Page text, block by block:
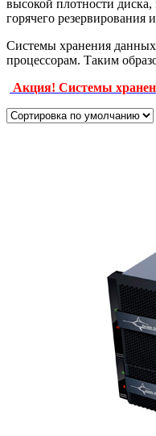
высокой плотности
горячего резервирования
Системы хранения
процессорам. Таким
Акция! Системы